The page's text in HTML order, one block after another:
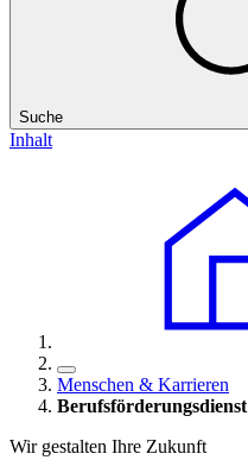
Suche
Inhalt
Menschen & Karrieren
Berufsförderungsdienst
Wir gestalten Ihre Zukunft